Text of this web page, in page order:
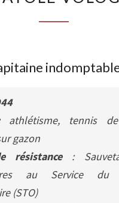
athlétisme, tennis
gazon
résistance :
au Service du
(STO)